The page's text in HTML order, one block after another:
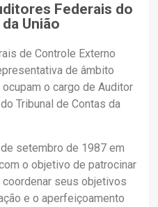
Federais do
União
de Controle Externo
de âmbito
o cargo de Auditor
Tribunal de Contas da
setembro de 1987 em
o objetivo de patrocinar
seus objetivos
e o aperfeiçoamento